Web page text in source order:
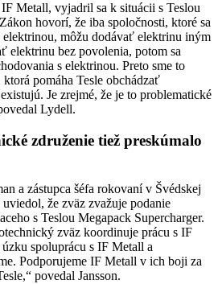
IF Metall, vyjadril sa k situácii s Teslou
hovorí, že iba spoločnosti, ktoré sa
elektrinou, môžu dodávať elektrinu iným
elektrinu bez povolenia, potom sa
s elektrinou. Preto sme to
pomáha Tesle obchádzať
Je zrejmé, že je to problematické
Lydell.
združenie tiež preskúmalo
a zástupca šéfa rokovaní v Švédskej
že zväz zvažuje podanie
s Teslou Megapack Supercharger.
zväz koordinuje prácu s IF
spoluprácu s IF Metall a
Podporujeme IF Metall v ich boji za
povedal Jansson.